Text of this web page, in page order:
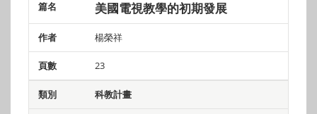
美國電視教學的初期發展
楊榮祥
23
科教計畫